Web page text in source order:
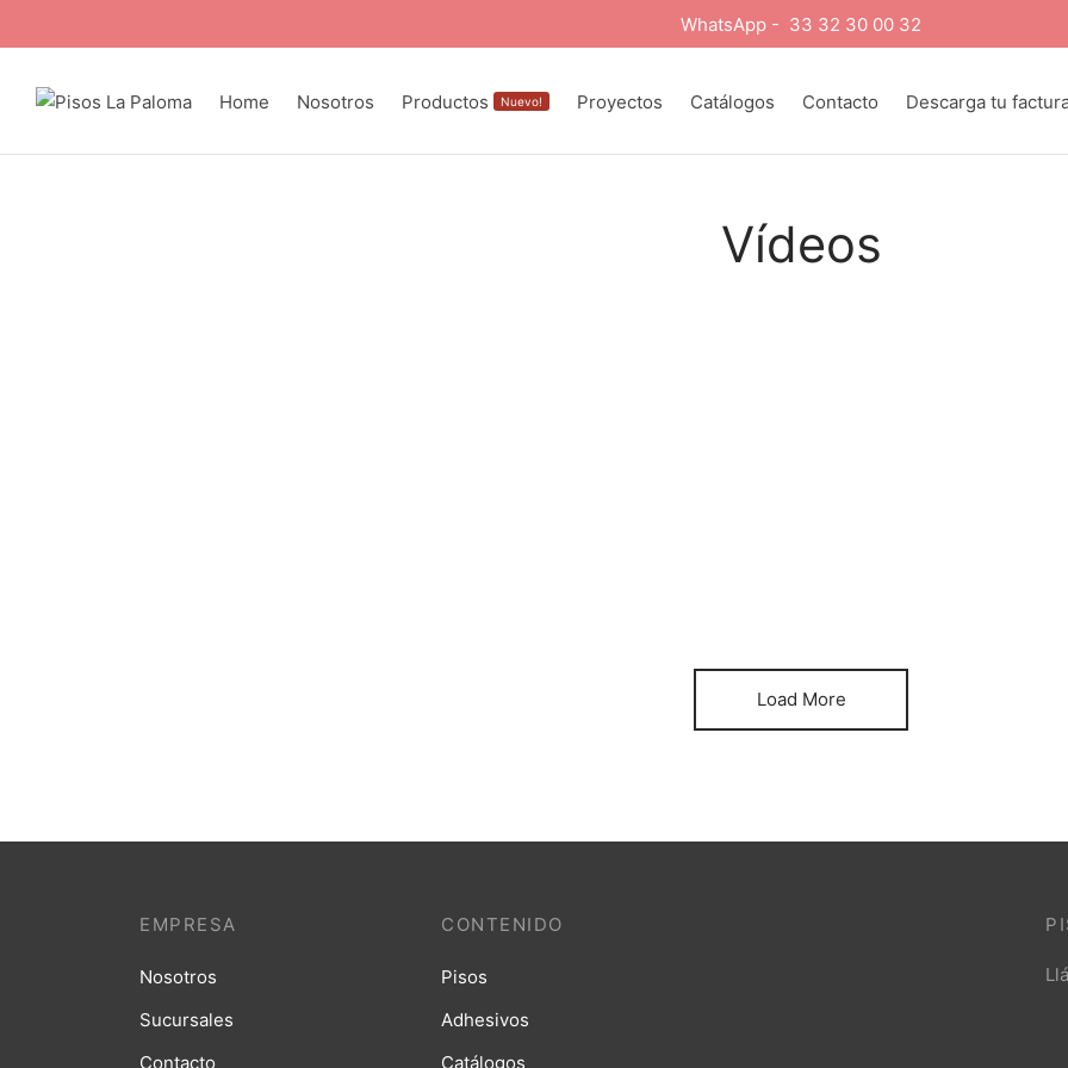
WhatsApp - 33 32 30 00 32
Home Nosotros Productos Nuevo! Proyectos Catálogos Contacto Descarga tu
Vídeos
Load More
CONTENIDO
Pisos
Adhesivos
Catálogos
EMPRESA
Nosotros
Sucursales
Contacto